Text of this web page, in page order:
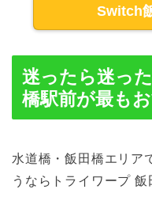
Switch
迷ったら迷っ
橋駅前が最も
水道橋・飯田橋エリア
うならトライワープ 飯